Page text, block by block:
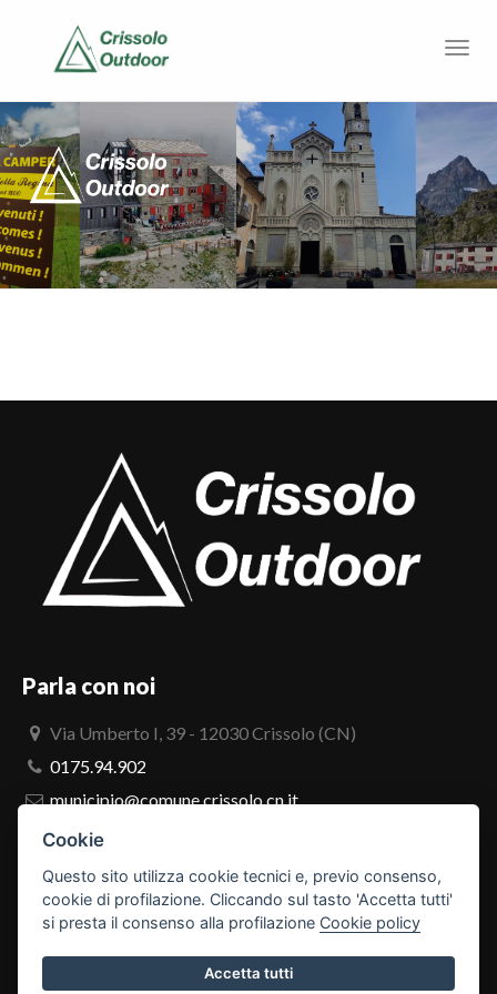
Parla con noi
Via Umberto I, 39 - 12030 Crissolo (CN)
0175.94.902
municipio@comune.crissolo.cn.it
comune.crissolo@pec.it
PRO LOCO
Cookie
Questo sito utilizza cookie tecnici e, previo consenso,
cookie di profilazione. Cliccando sul tasto 'Accetta tutti'
si presta il consenso alla profilazione Cookie policy
Accetta tutti